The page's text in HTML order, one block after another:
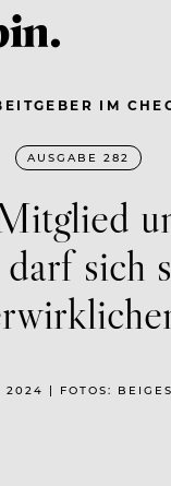
IM
AUSGABE 282
sich
2024 | FOTOS: